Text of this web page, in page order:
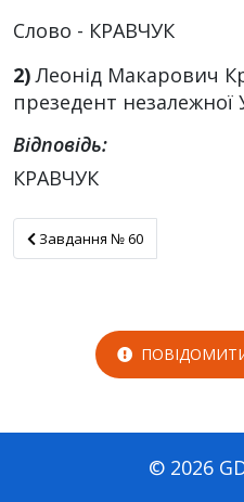
Слово - КРАВЧУК
2)Леонід Макарович
презедент незалежної
Відповідь:
КРАВЧУК
Завдання № 60
Завдання № 60
© 2026